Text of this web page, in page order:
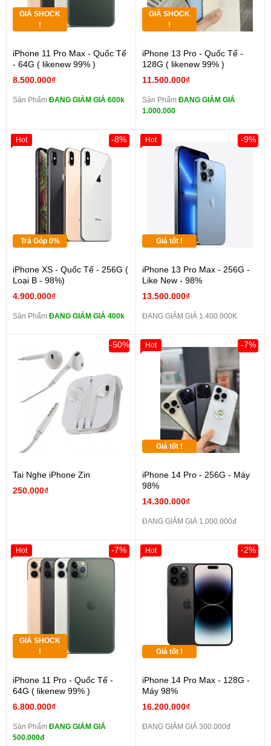
GIÁ SHOCK
!
iPhone 11 Pro Max - Quốc Tế
- 64G ( likenew 99% )
8.500.000₫
Sản Phẩm ĐANG GIẢM GIÁ 600k
GIÁ SHOCK
!
iPhone 13 Pro - Quốc Tế -
128G ( likenew 99% )
11.500.000₫
Sản Phẩm ĐANG GIẢM GIÁ
1.000.000
Trả Góp 0%
iPhone XS - Quốc Tế - 256G (
Loại B - 98%)
4.900.000₫
-8%
Sản Phẩm ĐANG GIẢM GIÁ 400k
Hot
Giá tốt !
iPhone 13 Pro Max - 256G -
Like New - 98%
13.500.000₫
-9%
ĐANG GIẢM GIÁ 1.400.000K
Hot
Tai Nghe iPhone Zin
250.000₫
-50%
Giá tốt !
iPhone 14 Pro - 256G - Máy
98%
14.300.000₫
-7%
ĐANG GIẢM GIÁ 1.000.000đ
Hot
GIÁ SHOCK
!
iPhone 11 Pro - Quốc Tế -
64G ( likenew 99% )
6.800.000₫
-7%
Sản Phẩm ĐANG GIẢM GIÁ
500.000đ
Hot
Giá tốt !
iPhone 14 Pro Max - 128G -
Máy 98%
16.200.000₫
-2%
ĐANG GIẢM GIÁ 300.000đ
Hot